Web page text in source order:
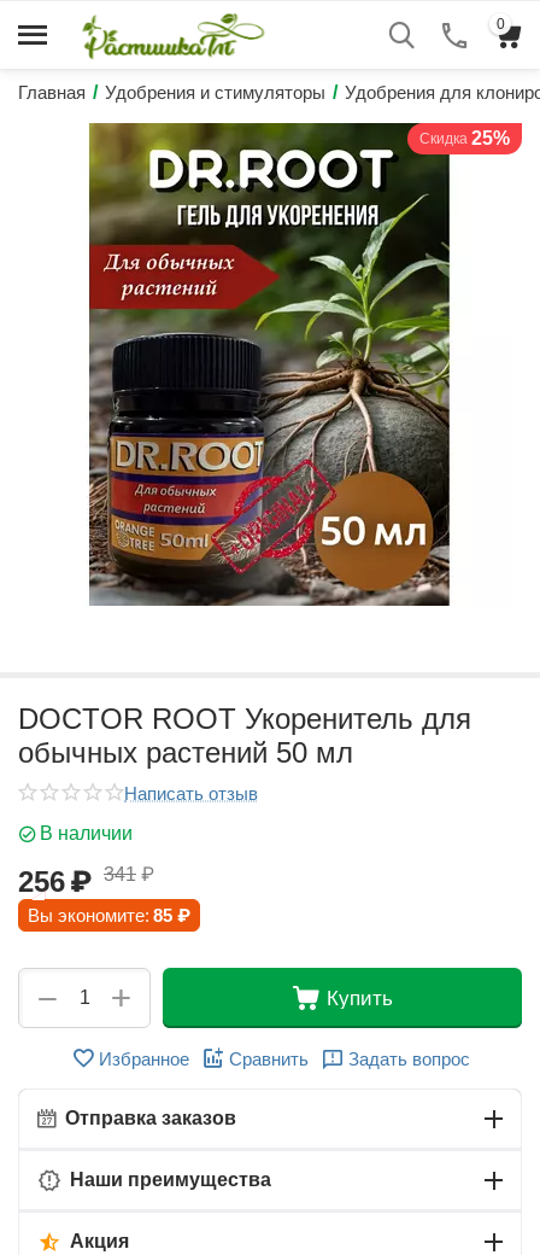
0
Главная / Удобрения и стимуляторы / Удобрения для
Скидка 25%
DOCTOR ROOT Укоренитель для
обычных растений 50 мл
Написать отзыв
В наличии
256₽ 341 ₽
Вы экономите: 85 ₽
+
− Купить
Избранное Сравнить Задать вопрос
Отправка заказов
Наши преимущества
Акция